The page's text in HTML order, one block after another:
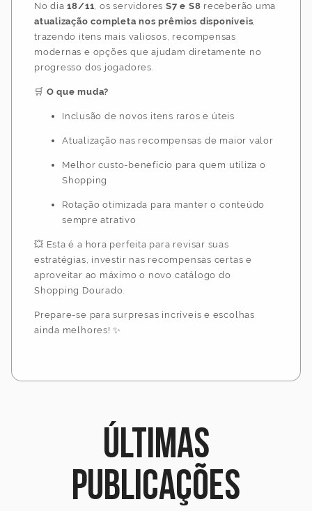
No dia18/11, os servidores S7 e S8 receberão uma
atualização completa nos prêmios disponíveis,
trazendo itens mais valiosos, recompensas
modernas e opções que ajudam diretamente no
progresso dos jogadores.
🛒 O que muda?
Inclusão de novos itens raros e úteis
Atualização nas recompensas de maior valor
Melhor custo-benefício para quem utiliza o
Shopping
Rotação otimizada para manter o conteúdo
sempre atrativo
💥 Esta é a hora perfeita para revisar suas
estratégias, investir nas recompensas certas e
aproveitar ao máximo o novo catálogo do
Shopping Dourado.
Prepare-se para surpresas incríveis e escolhas
ainda melhores! ✨
Últimas
publicações